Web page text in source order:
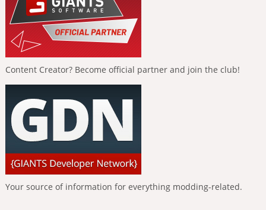
Content Creator? Become official partner and join the club!
Your source of information for everything modding-related.